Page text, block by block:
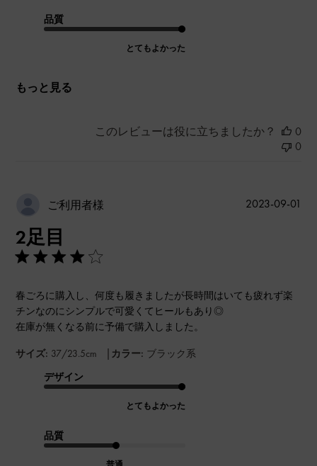
品質
とてもよかった
もっと見る
このレビューは役に立ちましたか？
0
0
ご利用者様
2足目
春ごろに購入し、何度も履きましたが長時間はいても疲れず楽
チンなのにシンプルで可愛くてヒールもあり◎
在庫が無くなる前に予備で購入しました。
サイズ: 37/23.5cm | カラー: ブラック系
デザイン
とてもよかった
品質
2023-09-01